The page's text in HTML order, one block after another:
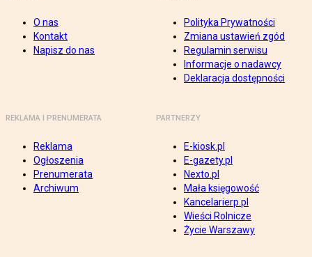
O nas
Kontakt
Napisz do nas
Polityka Prywatności
Zmiana ustawień zgód
Regulamin serwisu
Informacje o nadawcy
Deklaracja dostępności
REKLAMA I PRENUMERATA
Reklama
Ogłoszenia
Prenumerata
Archiwum
PARTNERZY
E-kiosk.pl
E-gazety.pl
Nexto.pl
Mała księgowość
Kancelarierp.pl
Wieści Rolnicze
Życie Warszawy